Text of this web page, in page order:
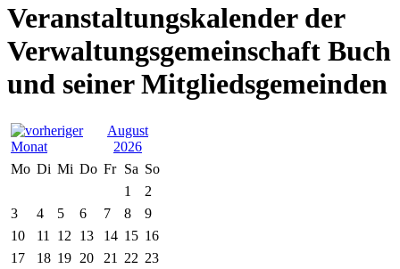
Veranstaltungskalender der
Verwaltungsgemeinschaft Buch
und seiner Mitgliedsgemeinden
August
2026
Mo Di Mi Do Fr Sa So
1
2
3
4 5 6 7 8
9
10
11 12 13 14 15 16
17
18 19 20 21 22 23